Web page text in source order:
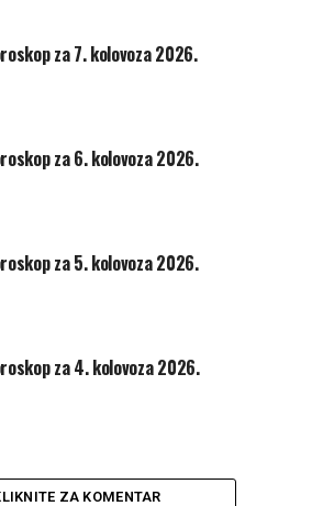
– Dnevni horoskop za 06.04.2026.
odnosima i danas će biti
i frustracija. Ostanite mirni.
unijeti više kreativnosti u svoj rad
i s više zadovoljstva, a i rezultati
Osamite se i opustite od svega.
Dnevni horoskop za 06.04.2026.
će vam biti zabavljanje bez ozbiljnijih
je osjećate da sad nećete dobiti ono
mjestu danas bi moglo doći do
talenata koje niste očekivali. Bit će
Potrebno vam je opuštanje.
i otvorenost bit će vaše glavne
za 7. kolovoza 2026.
za 6. kolovoza 2026.
za 5. kolovoza 2026.
za 4. kolovoza 2026.
ZA KOMENTAR